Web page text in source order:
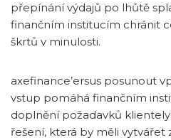
přepínání výdajů po lhůtě
finančním institucím chránit
škrtů v minulosti.
axefinance’ersus posunout
vstup pomáhá finančním
doplnění požadavků
řešení, která by měli vytvářet